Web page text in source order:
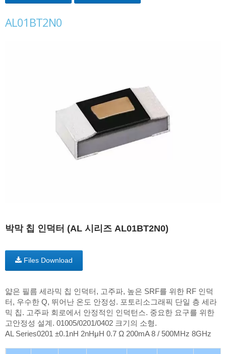
AL01BT2N0
박막 칩 인덕터 (AL 시리즈 AL01BT2N0)
Files Download
얇은 필름 세라믹 칩 인덕터, 고주파, 높은 SRF를 위한 RF 인덕
터, 우수한 Q, 뛰어난 온도 안정성. 포토리소그래픽 단일 층 세라
믹 칩. 고주파 회로에서 안정적인 인덕턴스. 중요한 요구를 위한
고안정성 설계. 01005/0201/0402 크기의 소형.
AL Series0201 ±0.1nH 2nHμH 0.7 Ω 200mA 8 / 500MHz 8GHz